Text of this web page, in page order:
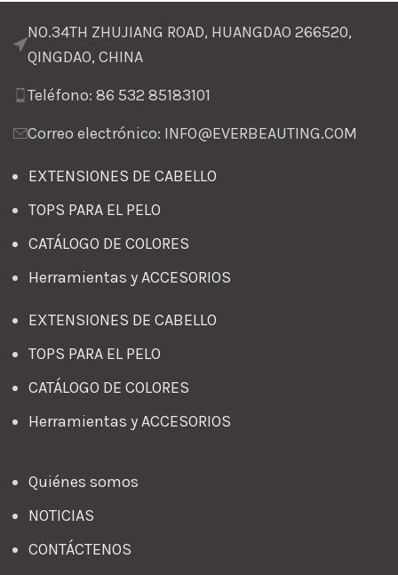
NO.34TH ZHUJIANG ROAD, HUANGDAO 266520,
QINGDAO, CHINA
Teléfono: 86 532 85183101
Correo electrónico: INFO@EVERBEAUTING.COM
EXTENSIONES DE CABELLO
TOPS PARA EL PELO
CATÁLOGO DE COLORES
Herramientas y ACCESORIOS
EXTENSIONES DE CABELLO
TOPS PARA EL PELO
CATÁLOGO DE COLORES
Herramientas y ACCESORIOS
Quiénes somos
NOTICIAS
CONTÁCTENOS